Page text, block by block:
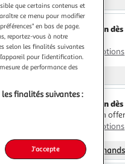
Livraison
Plus d'options
Livraison
Livraison
Plus d'options
Vendu parNouveaux Marchands
que certains contenus et
ce menu pour modifier
en bas de page.
reportez-vous à notre
selon les finalités suivantes
pour l’identification.
de performance des
finalités suivantes :
J'accepte